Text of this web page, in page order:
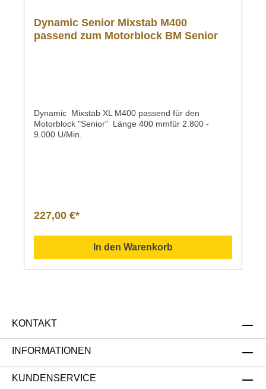
Dynamic Senior Mixstab M400
passend zum Motorblock BM Senior
Dynamic Mixstab XL M400 passend für den
Motorblock "Senior" Länge 400 mmfür 2.800 -
9.000 U/Min.
227,00 €*
In den Warenkorb
KONTAKT
INFORMATIONEN
KUNDENSERVICE